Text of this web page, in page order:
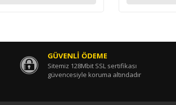
GÜVENLİ ÖDEME
Sitemiz 128Mbit SSL sertifikası
güvencesiyle koruma altındadır